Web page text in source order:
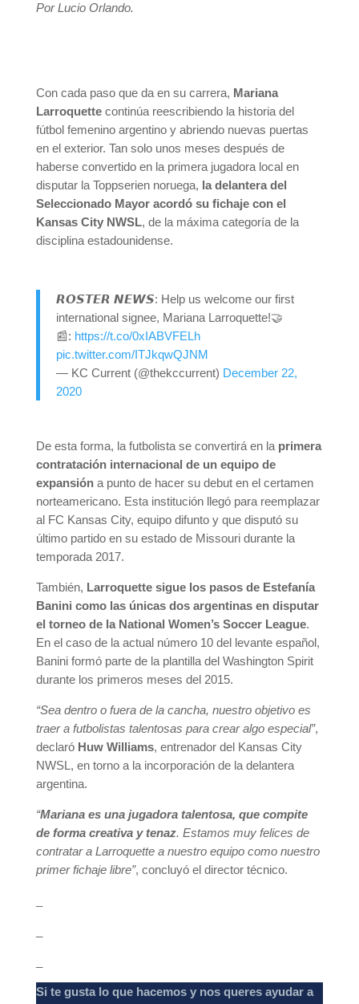
Por Lucio Orlando.
Con cada paso que da en su carrera, Mariana
Larroquette continúa reescribiendo la historia del
fútbol femenino argentino y abriendo nuevas puertas
en el exterior. Tan solo unos meses después de
haberse convertido en la primera jugadora local en
disputar la Toppserien noruega, la delantera del
Seleccionado Mayor acordó su fichaje con el
Kansas City NWSL, de la máxima categoría de la
disciplina estadounidense.
𝙍𝙊𝙎𝙏𝙀𝙍 𝙉𝙀𝙒𝙎: Help us welcome our first
international signee, Mariana Larroquette!🤝
📰: https://t.co/0xIABVFELh
pic.twitter.com/ITJkqwQJNM
— KC Current (@thekccurrent) December 22,
2020
De esta forma, la futbolista se convertirá en la primera
contratación internacional de un equipo de
expansióna punto de hacer su debut en el certamen
norteamericano. Esta institución llegó para reemplazar
al FC Kansas City, equipo difunto y que disputó su
último partido en su estado de Missouri durante la
temporada 2017.
También, Larroquette sigue los pasos de Estefanía
Banini como las únicas dos argentinas en disputar
el torneo de la National Women’s Soccer League.
En el caso de la actual número 10 del levante español,
Banini formó parte de la plantilla del Washington Spirit
durante los primeros meses del 2015.
“Sea dentro o fuera de la cancha, nuestro objetivo es
traer a futbolistas talentosas para crear algo especial”,
declaró Huw Williams, entrenador del Kansas City
NWSL, en torno a la incorporación de la delantera
argentina.
“Mariana es una jugadora talentosa, que compite
de forma creativa y tenaz. Estamos muy felices de
contratar a Larroquette a nuestro equipo como nuestro
primer fichaje libre”, concluyó el director técnico.
Si te gusta lo que hacemos y nos queres ayudar a